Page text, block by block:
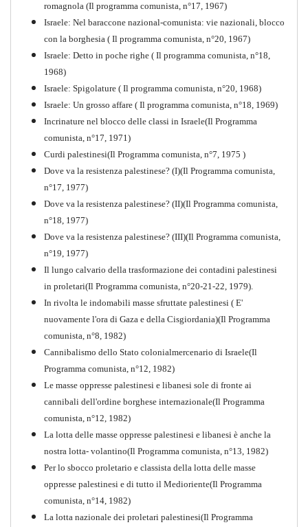
Storia della Sinistra
Comunista V
Perchè la Russia non era
comunista
Quaderno n°10
romagnola (Il programma comunista, n°17, 1967)
Israele: Nel baraccone nazional-comunista: vie nazionali, blocco
con la borghesia ( Il programma comunista, n°20, 1967)
Israele: Detto in poche righe ( Il programma comunista, n°18,
1968)
Israele: Spigolature ( Il programma comunista, n°20, 1968)
Israele: Un grosso affare ( Il programma comunista, n°18, 1969)
Incrinature nel blocco delle classi in Israele(Il Programma
comunista, n°17, 1971)
Curdi palestinesi(Il Programma comunista, n°7, 1975 )
Dove va la resistenza palestinese? (I)(Il Programma comunista,
n°17, 1977)
Dove va la resistenza palestinese? (II)(Il Programma comunista,
n°18, 1977)
Dove va la resistenza palestinese? (III)(Il Programma comunista,
n°19, 1977)
Il lungo calvario della trasformazione dei contadini palestinesi
in proletari(Il Programma comunista, n°20-21-22, 1979).
In rivolta le indomabili masse sfruttate palestinesi ( E'
nuovamente l'ora di Gaza e della Cisgiordania)(Il Programma
comunista, n°8, 1982)
Cannibalismo dello Stato colonialmercenario di Israele(Il
Programma comunista, n°12, 1982)
Le masse oppresse palestinesi e libanesi sole di fronte ai
cannibali dell'ordine borghese internazionale(Il Programma
comunista, n°12, 1982)
La lotta delle masse oppresse palestinesi e libanesi è anche la
nostra lotta- volantino(Il Programma comunista, n°13, 1982)
Per lo sbocco proletario e classista della lotta delle masse
oppresse palestinesi e di tutto il Medioriente(Il Programma
comunista, n°14, 1982)
La lotta nazionale dei proletari palestinesi(Il Programma